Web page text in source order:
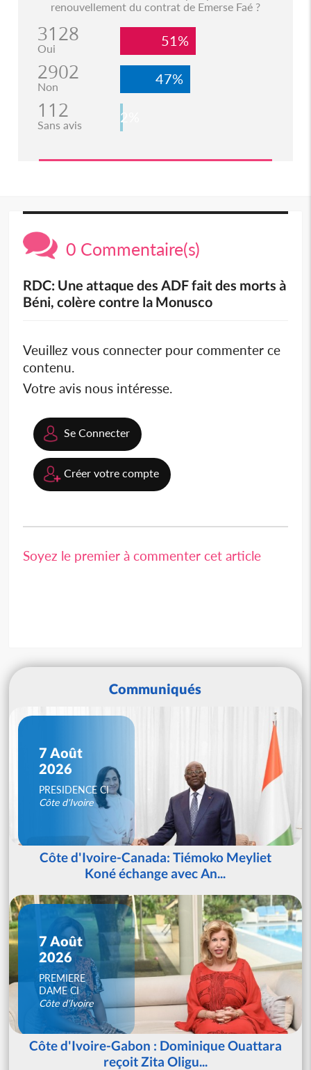
renouvellement du contrat de Emerse Faé ?
3128
Oui 51%
2902
Non 47%
112
Sans avis 2%
0 Commentaire(s)
RDC: Une attaque des ADF fait des morts à
Béni, colère contre la Monusco
Veuillez vous connecter pour commenter ce
contenu.
Votre avis nous intéresse.
Se Connecter
Créer votre compte
Soyez le premier à commenter cet article
Communiqués
7 Août
2026
PRESIDENCE CI
Côte d'Ivoire
Côte d'Ivoire-Canada: Tiémoko Meyliet
Koné échange avec An...
7 Août
2026
PREMIERE
DAME CI
Côte d'Ivoire
Côte d'Ivoire-Gabon : Dominique Ouattara
reçoit Zita Oligu...